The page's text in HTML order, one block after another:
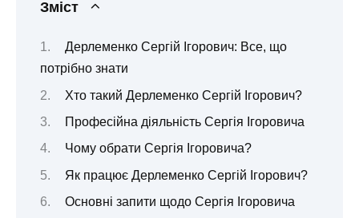
Зміст
Дерлеменко Сергій Ігорович: Все, що
потрібно знати
Хто такий Дерлеменко Сергій Ігорович?
Професійна діяльність Сергія Ігоровича
Чому обрати Сергія Ігоровича?
Як працює Дерлеменко Сергій Ігорович?
Основні запити щодо Сергія Ігоровича